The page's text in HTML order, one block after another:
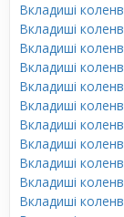
Вкладиші
Вкладиші
Вкладиші
Вкладиші
Вкладиші
Вкладиші
Вкладиші
Вкладиші
Вкладиші
Вкладиші
Вкладиші